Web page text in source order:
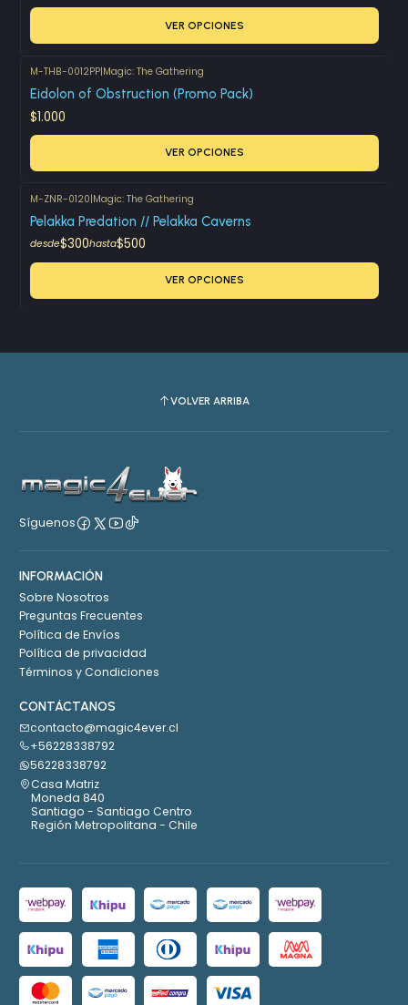
VER OPCIONES
M-THB-0012PP|Magic: The Gathering
Eidolon of Obstruction (Promo Pack)
$1.000
VER OPCIONES
M-ZNR-0120|Magic: The Gathering
Pelakka Predation // Pelakka Caverns
desde$300hasta$500
VER OPCIONES
VOLVER ARRIBA
Síguenos
INFORMACIÓN
Sobre Nosotros
Preguntas Frecuentes
Política de Envíos
Política de privacidad
Términos y Condiciones
CONTÁCTANOS
contacto@magic4ever.cl
+56228338792
56228338792
Casa Matriz
Moneda 840
Santiago - Santiago Centro
Región Metropolitana - Chile